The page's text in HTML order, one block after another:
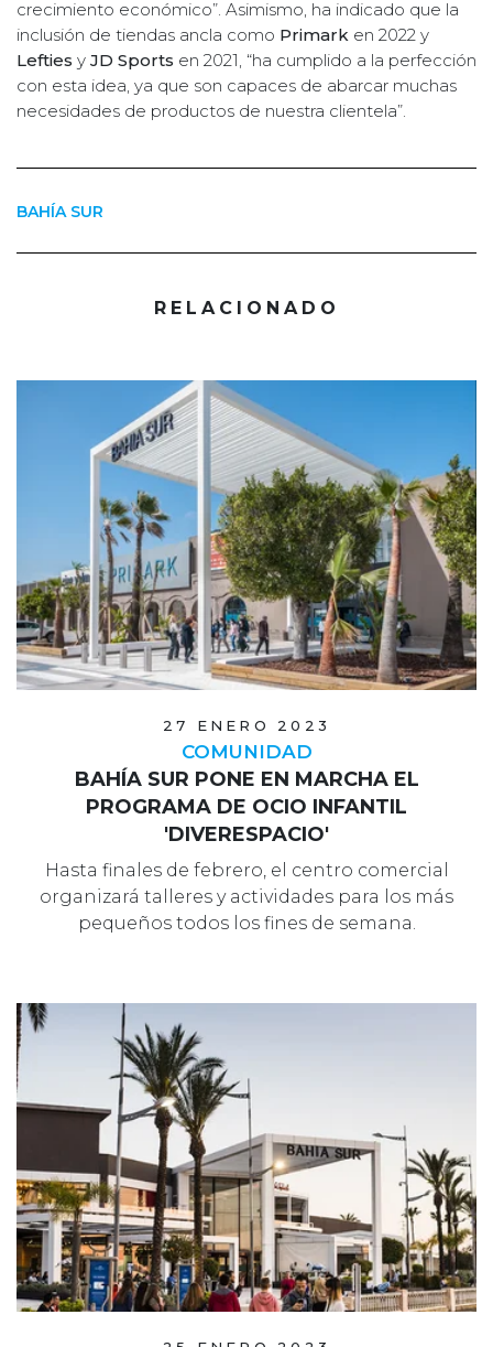
crecimiento económico”. Asimismo, ha indicado que la
inclusión de tiendas ancla como Primark en 2022 y
Lefties y JD Sports en 2021, “ha cumplido a la perfección
con esta idea, ya que son capaces de abarcar muchas
necesidades de productos de nuestra clientela”.
BAHÍA SUR
RELACIONADO
27 ENERO 2023
COMUNIDAD
BAHÍA SUR PONE EN MARCHA EL
PROGRAMA DE OCIO INFANTIL
'DIVERESPACIO'
Hasta finales de febrero, el centro comercial
organizará talleres y actividades para los más
pequeños todos los fines de semana.